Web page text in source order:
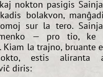
nokton pasigis
bolakvon,
sur la tero.
— pro tio, ke
la trajno, bruante
estis aliranta
diris: